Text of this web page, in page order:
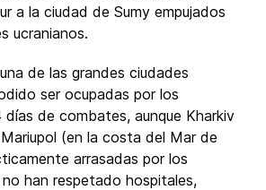
a la ciudad de Sumy empujados
ucranianos.
de las grandes ciudades
ser ocupadas por los
de combates, aunque Kharkiv
(en la costa del Mar de
arrasadas por los
han respetado hospitales,